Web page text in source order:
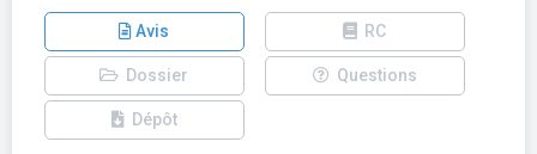
Avis RC
Dossier Questions
Dépôt